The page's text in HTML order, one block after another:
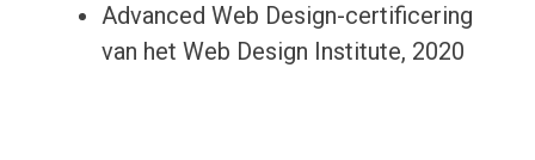
Advanced Web Design-certificering
van het Web Design Institute, 2020